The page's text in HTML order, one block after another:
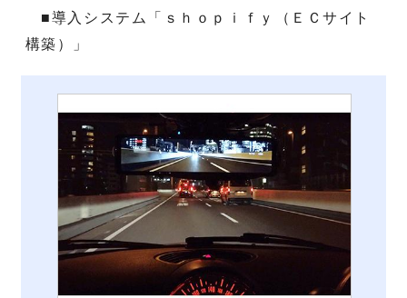
■導入システム「ｓｈｏｐｉｆｙ（ＥＣサイト
構築）」